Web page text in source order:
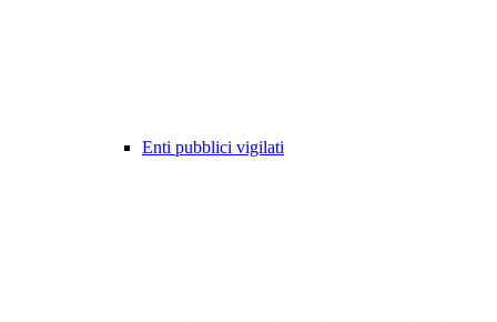
Enti pubblici vigilati